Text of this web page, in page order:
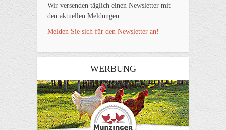
Wir versenden täglich einen Newsletter mit
den aktuellen Meldungen.
Melden Sie sich für den Newsletter an!
WERBUNG